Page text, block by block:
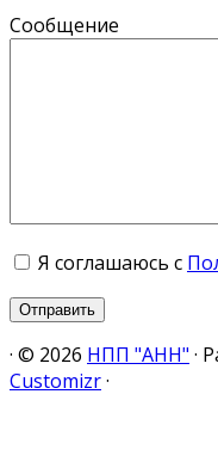
Сообщение
Я соглашаюсь с
· © 2026 НПП "АНН" ·
Customizr·